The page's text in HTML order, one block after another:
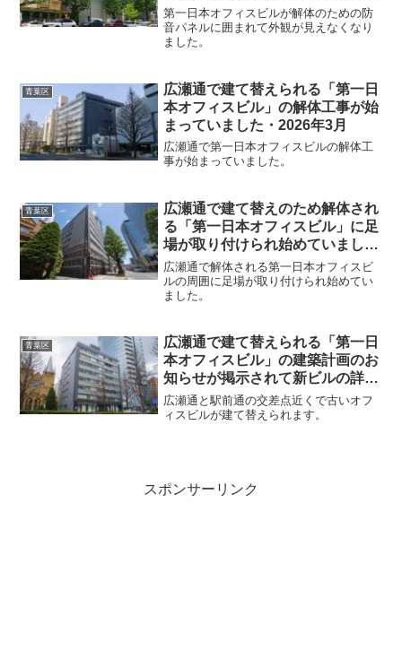
2026年6月
第一日本オフィスビルが解体のための防
音パネルに囲まれて外観が見えなくなり
ました。
青葉区
広瀬通で建て替えられる「第一日
本オフィスビル」の解体工事が始
まっていました・2026年3月
広瀬通で第一日本オフィスビルの解体工
事が始まっていました。
青葉区
広瀬通で建て替えのため解体され
る「第一日本オフィスビル」に足
場が取り付けられ始めていまし
た・2026年5月
広瀬通で解体される第一日本オフィスビ
ルの周囲に足場が取り付けられ始めてい
ました。
青葉区
広瀬通で建て替えられる「第一日
本オフィスビル」の建築計画のお
知らせが掲示されて新ビルの詳細
が判明しました・2026年2月
広瀬通と駅前通の交差点近くで古いオフ
ィスビルが建て替えられます。
スポンサーリンク